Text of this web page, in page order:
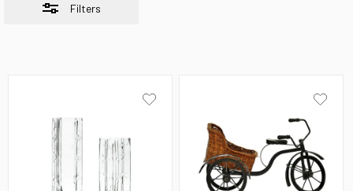
Filters